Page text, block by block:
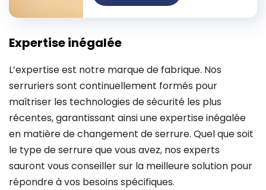
Expertise inégalée
L’expertise est notre marque de fabrique. Nos
serruriers sont continuellement formés pour
maîtriser les technologies de sécurité les plus
récentes, garantissant ainsi une expertise inégalée
en matière de changement de serrure. Quel que soit
le type de serrure que vous avez, nos experts
sauront vous conseiller sur la meilleure solution pour
répondre à vos besoins spécifiques.